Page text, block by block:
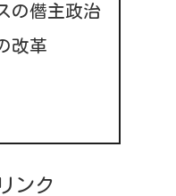
の僭主政治
改革
ンク